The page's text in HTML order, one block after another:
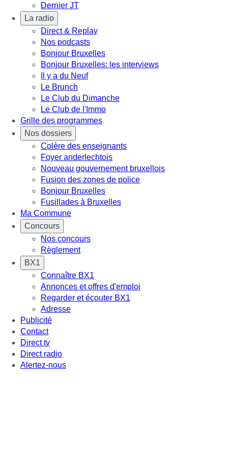
Dernier JT
La radio
Direct & Replay
Nos podcasts
Bonjour Bruxelles
Bonjour Bruxelles: les interviews
Il y a du Neuf
Le Brunch
Le Club du Dimanche
Le Club de l'Immo
Grille des programmes
Nos dossiers
Colère des enseignants
Foyer anderlechtois
Nouveau gouvernement bruxellois
Fusion des zones de police
Bonjour Bruxelles
Fusillades à Bruxelles
Ma Commune
Concours
Nos concours
Règlement
BX1
Connaître BX1
Annonces et offres d'emploi
Regarder et écouter BX1
Adresse
Publicité
Contact
Direct tv
Direct radio
Alertez-nous